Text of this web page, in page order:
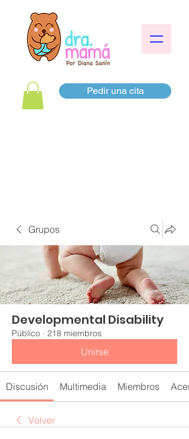
Pedir una cita
Grupos
Developmental Disability
Público · 218 miembros
Unirse
Discusión Multimedia Miembros
Volver